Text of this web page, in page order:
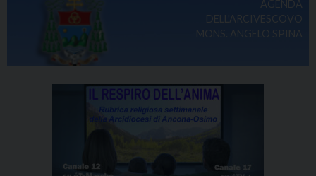
AGENDA
DELL'ARCIVESCOVO
MONS. ANGELO SPINA